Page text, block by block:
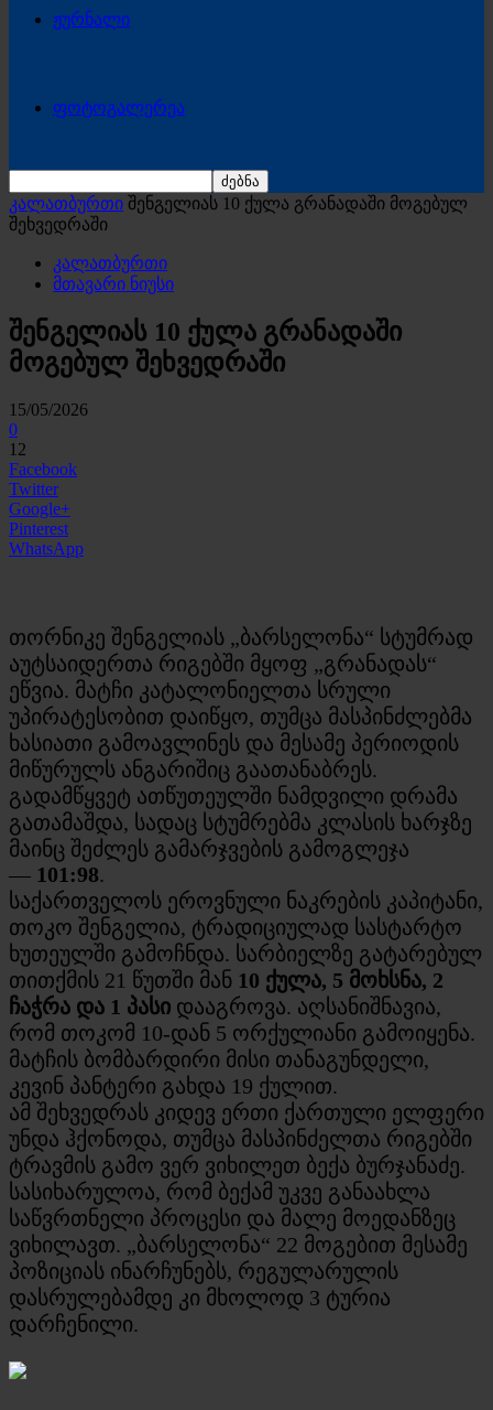
ჟურნალი
ფოტოგალერეა
კალათბურთი შენგელიას 10 ქულა გრანადაში მოგებულ
შეხვედრაში
კალათბურთი
მთავარი ნიუსი
შენგელიას 10 ქულა გრანადაში
მოგებულ შეხვედრაში
15/05/2026
0
12
Facebook
Twitter
Google+
Pinterest
WhatsApp
თორნიკე შენგელიას „ბარსელონა“ სტუმრად
აუტსაიდერთა რიგებში მყოფ „გრანადას“
ეწვია. მატჩი კატალონიელთა სრული
უპირატესობით დაიწყო, თუმცა მასპინძლებმა
ხასიათი გამოავლინეს და მესამე პერიოდის
მიწურულს ანგარიშიც გაათანაბრეს.
გადამწყვეტ ათწუთეულში ნამდვილი დრამა
გათამაშდა, სადაც სტუმრებმა კლასის ხარჯზე
მაინც შეძლეს გამარჯვების გამოგლეჯა
— 101:98.
საქართველოს ეროვნული ნაკრების კაპიტანი,
თოკო შენგელია, ტრადიციულად სასტარტო
ხუთეულში გამოჩნდა. სარბიელზე გატარებულ
თითქმის 21 წუთში მან 10 ქულა, 5 მოხსნა, 2
ჩაჭრა და 1 პასი დააგროვა. აღსანიშნავია,
რომ თოკომ 10-დან 5 ორქულიანი გამოიყენა.
მატჩის ბომბარდირი მისი თანაგუნდელი,
კევინ პანტერი გახდა 19 ქულით.
ამ შეხვედრას კიდევ ერთი ქართული ელფერი
უნდა ჰქონოდა, თუმცა მასპინძელთა რიგებში
ტრავმის გამო ვერ ვიხილეთ ბექა ბურჯანაძე.
სასიხარულოა, რომ ბექამ უკვე განაახლა
საწვრთნელი პროცესი და მალე მოედანზეც
ვიხილავთ. „ბარსელონა“ 22 მოგებით მესამე
პოზიციას ინარჩუნებს, რეგულარულის
დასრულებამდე კი მხოლოდ 3 ტურია
დარჩენილი.